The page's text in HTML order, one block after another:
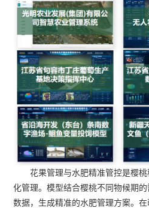
花果管理与水肥精准管控是樱
化管理。模型结合樱桃不同物候期
数据，生成精准的水肥管理方案。